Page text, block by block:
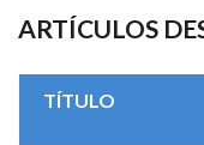
ARTÍCULOS
TÍTULO